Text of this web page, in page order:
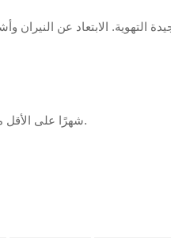
12 شهرًا على الأقل من تاريخ الصنع في العبوة الأصلية في درجات الحرارة المحيطة.